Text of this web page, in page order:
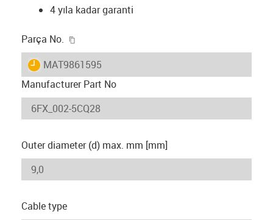
4 yıla kadar garanti
Parça No.
igus-icon-lieferzeit
MAT9861595
Manufacturer Part No
Outer diameter (d) max. mm [mm]
Cable type